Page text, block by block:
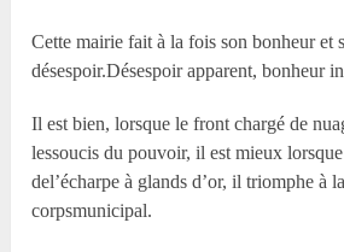
Cette mairie fait à la fois son bonheur et
désespoir.Désespoir apparent, bonheur
Il est bien, lorsque le front chargé de
lessoucis du pouvoir, il est mieux
del’écharpe à glands d’or, il triomphe à
corpsmunicipal.